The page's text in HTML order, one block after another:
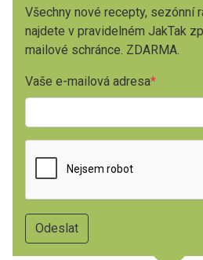
Všechny nové recepty, sezónní
najdete v pravidelném JakTak
mailové schránce. ZDARMA.
Vaše e-mailová adresa